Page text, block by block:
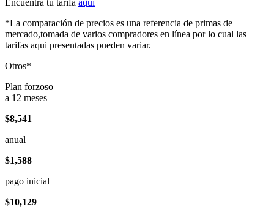
*La comparación de precios es una referencia de primas de
mercado,tomada de varios compradores en línea por lo cual las
tarifas aqui presentadas pueden variar.
Otros*
Plan forzoso
a 12 meses
$8,541
anual
$1,588
pago inicial
$10,129